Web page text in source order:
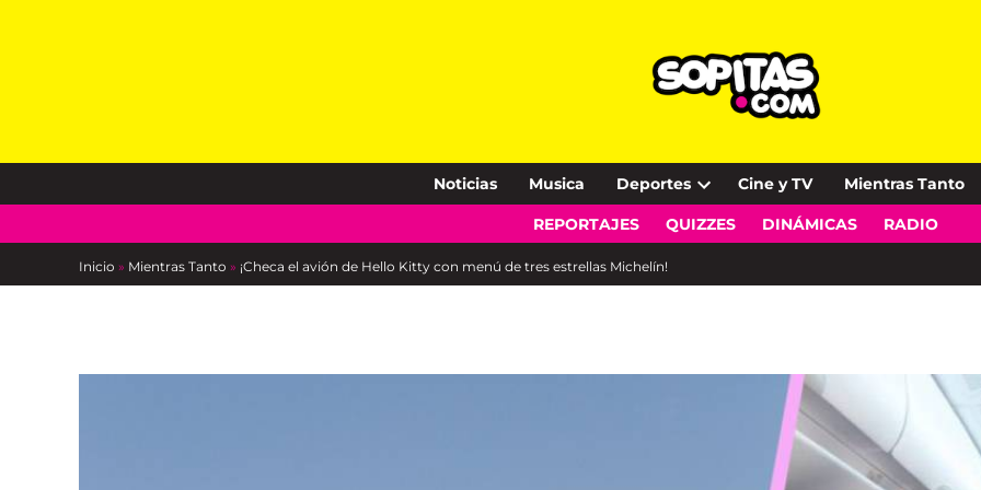
Noticias Musica Deportes
Open
dropdown
Cine y TV Mientras Tanto
REPORTAJES QUIZZES DINÁMICAS RADIO
Inicio » Mientras Tanto » ¡Checa el avión de Hello Kitty con menú de tres estrellas Michelín!